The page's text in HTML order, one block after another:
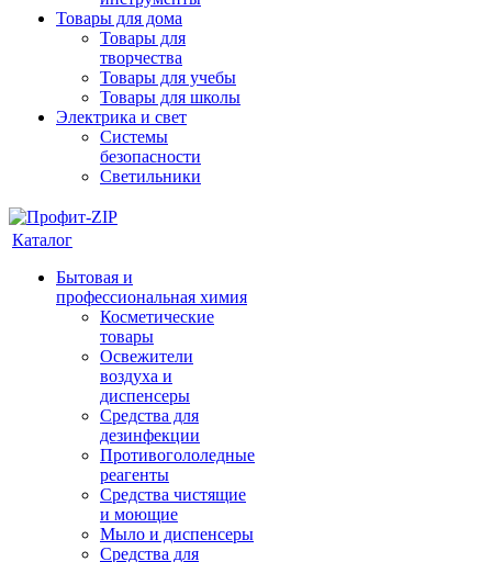
Товары для дома
Товары для
творчества
Товары для учебы
Товары для школы
Электрика и свет
Системы
безопасности
Светильники
Каталог
Бытовая и
профессиональная химия
Косметические
товары
Освежители
воздуха и
диспенсеры
Средства для
дезинфекции
Противогололедные
реагенты
Средства чистящие
и моющие
Мыло и диспенсеры
Средства для